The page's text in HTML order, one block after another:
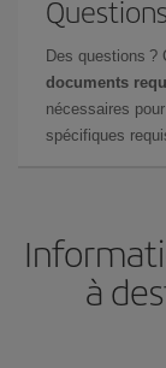
Des questions ?
documents
nécessaires
spécifiques
à